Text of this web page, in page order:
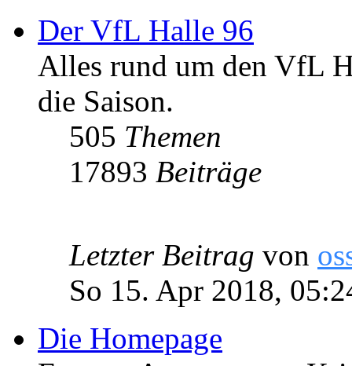
Der VfL Halle 96
Alles rund um den VfL
die Saison.
505 Themen
17893 Beiträge
Letzter Beitrag von
So 15. Apr 2018,
Die Homepage